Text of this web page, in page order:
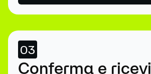
03
Conferma e ricevi